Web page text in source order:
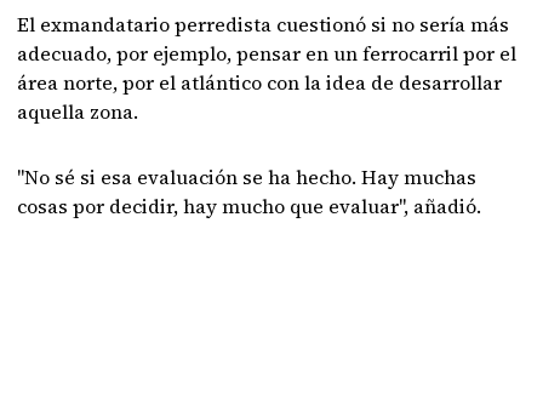
El exmandatario perredista cuestionó si no sería más
adecuado, por ejemplo, pensar en un ferrocarril por el
área norte, por el atlántico con la idea de desarrollar
aquella zona.
"No sé si esa evaluación se ha hecho. Hay muchas
cosas por decidir, hay mucho que evaluar", añadió.